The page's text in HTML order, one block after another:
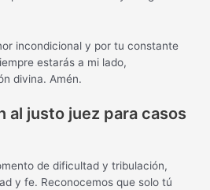
incondicional y por tu constante
estarás a mi lado,
divina. Amén.
al justo juez para casos
de dificultad y tribulación,
y fe. Reconocemos que solo tú